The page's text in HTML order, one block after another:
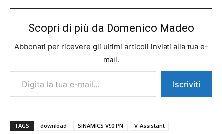
Scopri di più da Domenico Madeo
Abbonati per ricevere gli ultimi articoli inviati alla tua e-
mail.
Digita la tua e-mail...
Iscriviti
TAGS download SINAMICS V90 PN V-Assistant